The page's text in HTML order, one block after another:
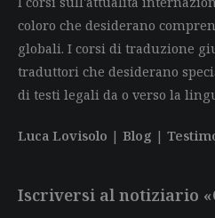
coloro che desiderano
globali. I corsi di traduzione
traduttori che desiderano
di testi legali da o verso la
Luca Lovisolo | Blog |
Iscriversi al notiziario